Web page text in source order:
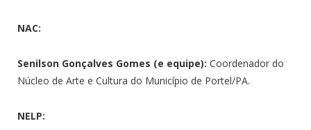
NAC:
Senilson Gonçalves Gomes (e equipe): Coordenador do
Núcleo de Arte e Cultura do Município de Portel/PA.
NELP: